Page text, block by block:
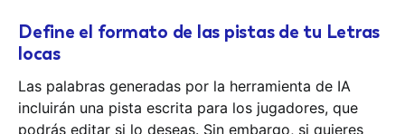
Define el formato de las pistas de tu Letras
locas
Las palabras generadas por la herramienta de IA
incluirán una pista escrita para los jugadores, que
podrás editar si lo deseas. Sin embargo, si quieres